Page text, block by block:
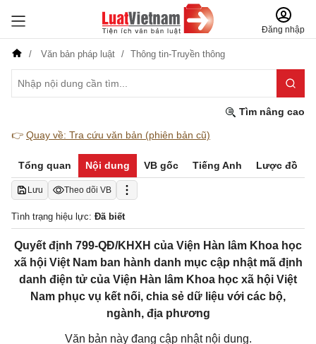
Đăng nhập
Văn bản pháp luật Thông tin-Truyền thông
Tìm nâng cao
👉 Quay về: Tra cứu văn bản (phiên bản cũ)
Tổng quan Nội dung VB gốc Tiếng Anh Lược đồ
Lưu Theo dõi VB
Tình trạng hiệu lực: Đã biết
Quyết định 799-QĐ/KHXH của Viện Hàn lâm Khoa học
xã hội Việt Nam ban hành danh mục cập nhật mã định
danh điện tử của Viện Hàn lâm Khoa học xã hội Việt
Nam phục vụ kết nối, chia sẻ dữ liệu với các bộ,
ngành, địa phương
Văn bản này đang cập nhật nội dung.